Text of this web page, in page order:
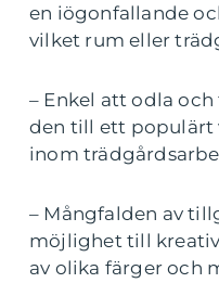
en iögonfallande
vilket rum eller
– Enkel att odla
den till ett populärt
inom
– Mångfalden av
möjlighet till
av olika färger och